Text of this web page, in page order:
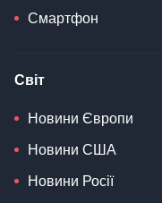
Смартфон
Світ
Новини Європи
Новини США
Новини Росії